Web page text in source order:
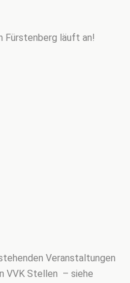
Fürstenberg läuft an!
Veranstaltungen
VVK Stellen – siehe